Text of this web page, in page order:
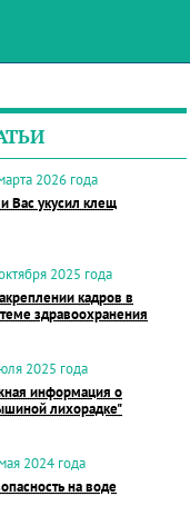
2026 года
Вас укусил клещ
2025 года
кадров в
здравоохранения
2025 года
информация о
лихорадке"
2024 года
на воде